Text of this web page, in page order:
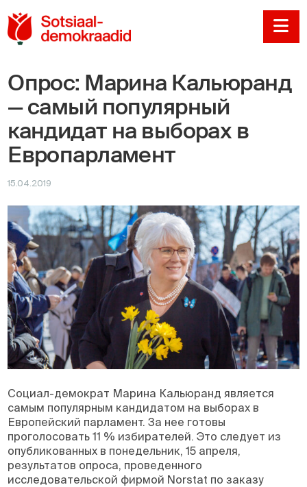
Опрос: Марина Кальюранд
— самый популярный
кандидат на выборах в
Европарламент
15.04.2019
Социал-демократ Марина Кальюранд является
самым популярным кандидатом на выборах в
Европейский парламент. За нее готовы
проголосовать 11 % избирателей. Это следует из
опубликованных в понедельник, 15 апреля,
результатов опроса, проведенного
исследовательской фирмой Norstat по заказу